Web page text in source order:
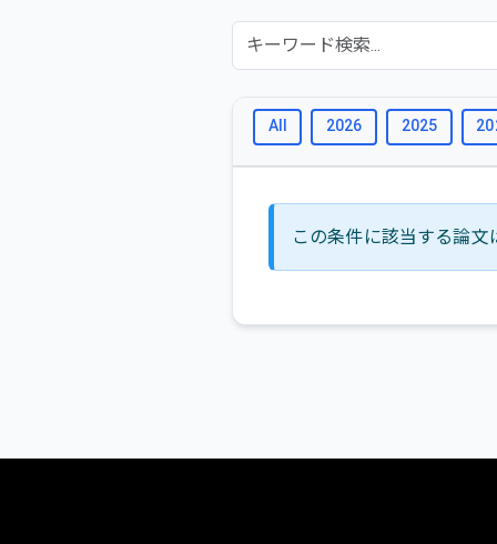
All 2026 2025
この条件に該当する論文